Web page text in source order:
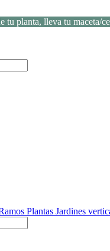
tu planta, lleva tu maceta/
Plantas Jardines